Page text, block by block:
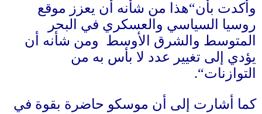
وأكدت بأن“هذا من شأنه أن يعزز موقع
روسيا السياسي والعسكري في البحر
المتوسط ​​والشرق الأوسط ومن شأنه أن
يؤدي إلى تغيير عدد لا بأس به من
التوازنات“.
كما أشارت إلى أن موسكو حاضرة بقوة في